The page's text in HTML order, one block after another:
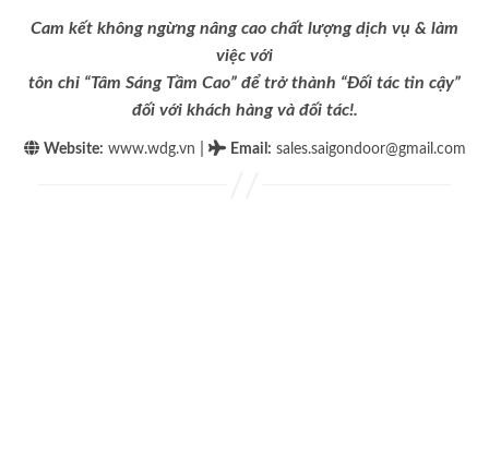
Cam kết không ngừng nâng cao chất lượng dịch vụ & làm
việc với
tôn chỉ “Tâm Sáng Tầm Cao” để trở thành “Đối tác tin cậy”
đối với khách hàng và đối tác!.
Website: www.wdg.vn Email : sales.saigondoor@gmail.com